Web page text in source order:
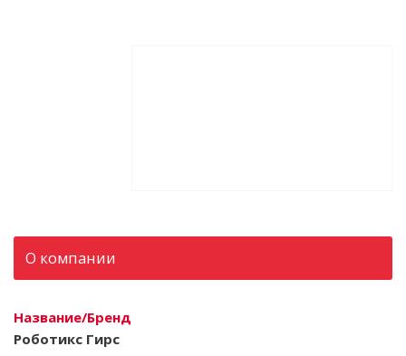
О компании
Название/Бренд
Роботикс Гирс